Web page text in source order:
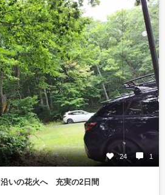
24 1
沿いの花火へ 充実の2日間